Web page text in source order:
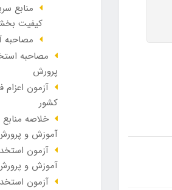
منابع
کیفیت
مصاحبه
پرورش
آزمون
کشور
خلاصه
آموزش و
آزمون
آموزش و پرورش
آزمون